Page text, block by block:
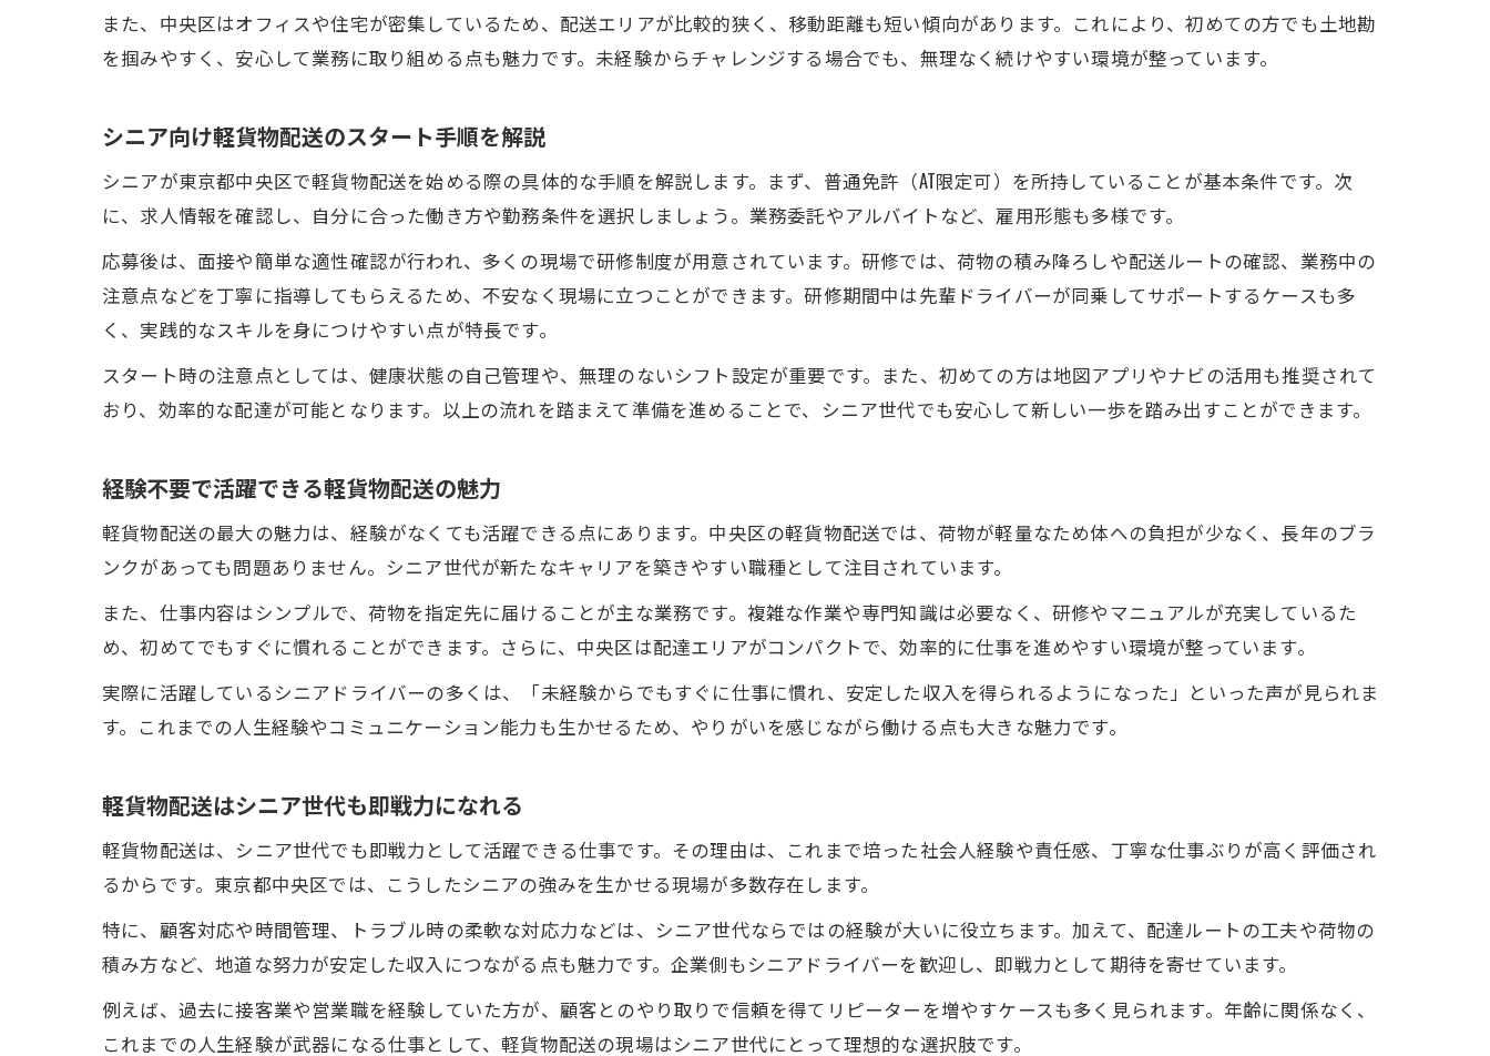
また、中央区はオフィスや住宅が密集しているため、配送エリアが比較的狭く、移動距離も短い傾向があります。これにより、初めての方でも土地勘
を掴みやすく、安心して業務に取り組める点も魅力です。未経験からチャレンジする場合でも、無理なく続けやすい環境が整っています。
シニア向け軽貨物配送のスタート手順を解説
シニアが東京都中央区で軽貨物配送を始める際の具体的な手順を解説します。まず、普通免許（AT限定可）を所持していることが基本条件です。次
に、求人情報を確認し、自分に合った働き方や勤務条件を選択しましょう。業務委託やアルバイトなど、雇用形態も多様です。
応募後は、面接や簡単な適性確認が行われ、多くの現場で研修制度が用意されています。研修では、荷物の積み降ろしや配送ルートの確認、業務中の
注意点などを丁寧に指導してもらえるため、不安なく現場に立つことができます。研修期間中は先輩ドライバーが同乗してサポートするケースも多
く、実践的なスキルを身につけやすい点が特長です。
スタート時の注意点としては、健康状態の自己管理や、無理のないシフト設定が重要です。また、初めての方は地図アプリやナビの活用も推奨されて
おり、効率的な配達が可能となります。以上の流れを踏まえて準備を進めることで、シニア世代でも安心して新しい一歩を踏み出すことができます。
経験不要で活躍できる軽貨物配送の魅力
軽貨物配送の最大の魅力は、経験がなくても活躍できる点にあります。中央区の軽貨物配送では、荷物が軽量なため体への負担が少なく、長年のブラ
ンクがあっても問題ありません。シニア世代が新たなキャリアを築きやすい職種として注目されています。
また、仕事内容はシンプルで、荷物を指定先に届けることが主な業務です。複雑な作業や専門知識は必要なく、研修やマニュアルが充実しているた
め、初めてでもすぐに慣れることができます。さらに、中央区は配達エリアがコンパクトで、効率的に仕事を進めやすい環境が整っています。
実際に活躍しているシニアドライバーの多くは、「未経験からでもすぐに仕事に慣れ、安定した収入を得られるようになった」といった声が見られま
す。これまでの人生経験やコミュニケーション能力も生かせるため、やりがいを感じながら働ける点も大きな魅力です。
軽貨物配送はシニア世代も即戦力になれる
軽貨物配送は、シニア世代でも即戦力として活躍できる仕事です。その理由は、これまで培った社会人経験や責任感、丁寧な仕事ぶりが高く評価され
るからです。東京都中央区では、こうしたシニアの強みを生かせる現場が多数存在します。
特に、顧客対応や時間管理、トラブル時の柔軟な対応力などは、シニア世代ならではの経験が大いに役立ちます。加えて、配達ルートの工夫や荷物の
積み方など、地道な努力が安定した収入につながる点も魅力です。企業側もシニアドライバーを歓迎し、即戦力として期待を寄せています。
例えば、過去に接客業や営業職を経験していた方が、顧客とのやり取りで信頼を得てリピーターを増やすケースも多く見られます。年齢に関係なく、
これまでの人生経験が武器になる仕事として、軽貨物配送の現場はシニア世代にとって理想的な選択肢です。